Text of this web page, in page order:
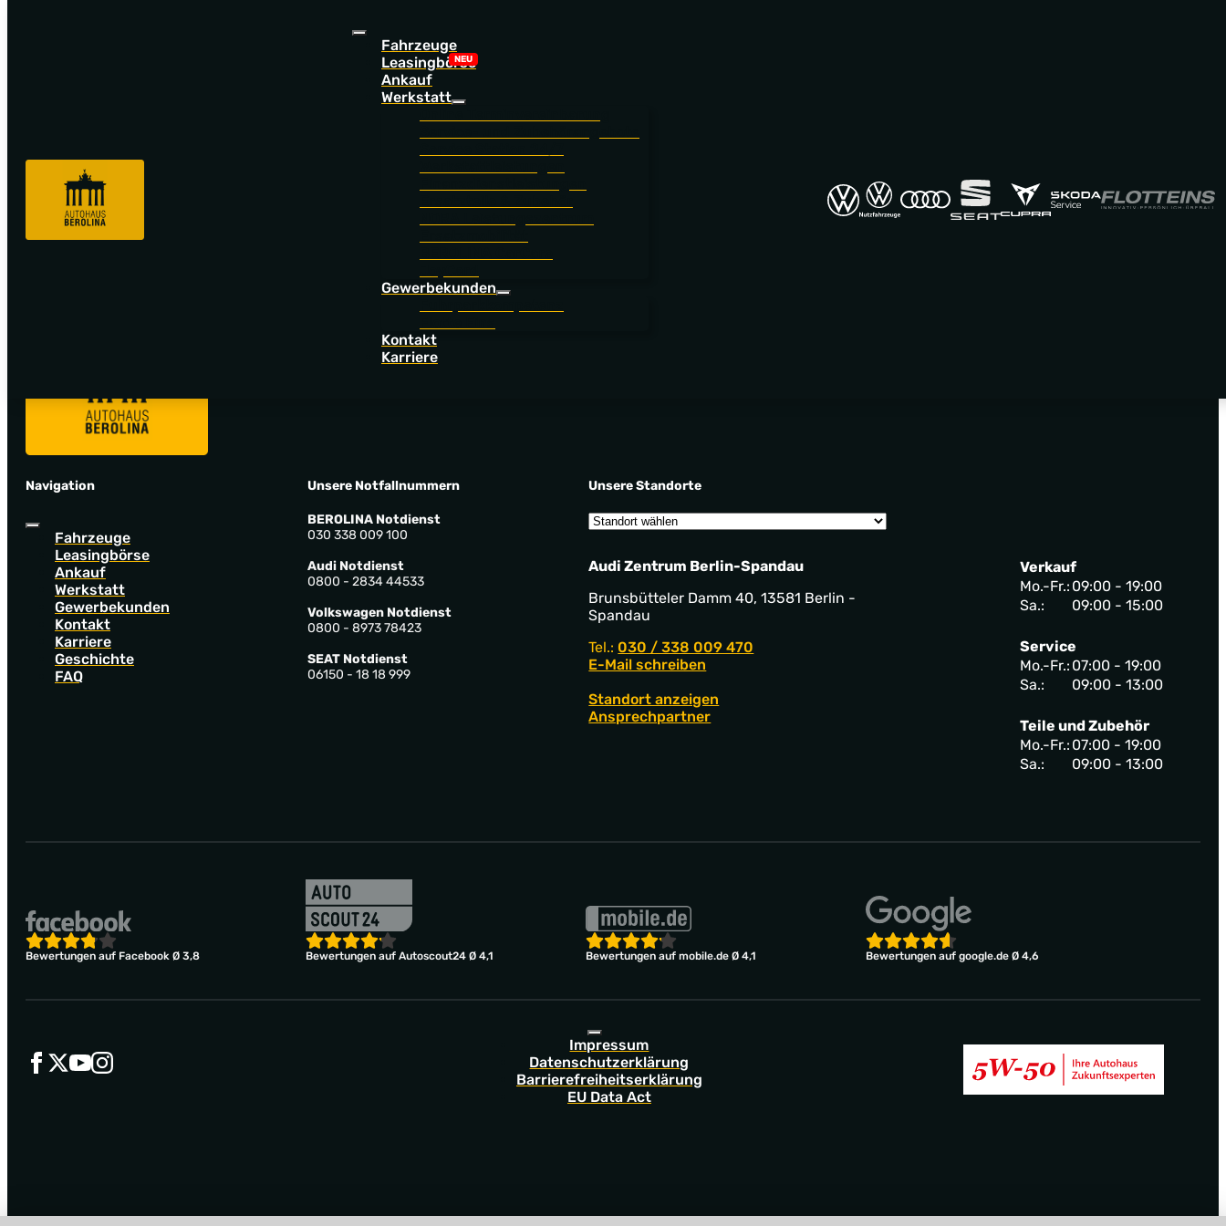
Fahrzeuge
Leasingbörse
Ankauf
Werkstatt
Gewerbekunden
Kontakt
Karriere
Go back to startpage to see our new offers.
Navigation
Fahrzeuge
Leasingbörse
Ankauf
Werkstatt
Gewerbekunden
Kontakt
Karriere
Geschichte
FAQ
Unsere Notfallnummern
BEROLINA Notdienst
030 338 009 100
Audi Notdienst
0800 - 2834 44533
Volkswagen Notdienst
0800 - 8973 78423
SEAT Notdienst
06150 - 18 18 999
Unsere Standorte
Audi Zentrum Berlin-Spandau
Brunsbütteler Damm 40, 13581 Berlin -
Spandau
Tel.: 030 / 338 009 470
E-Mail schreiben
Standort anzeigen
Ansprechpartner
Verkauf
Mo.-Fr.: 09:00 - 19:00
Sa.:
09:00 - 15:00
Service
Mo.-Fr.: 07:00 - 19:00
Sa.:
09:00 - 13:00
Teile und Zubehör
Mo.-Fr.: 07:00 - 19:00
Sa.:
09:00 - 13:00
Bewertungen auf Facebook Ø 3,8 Bewertungen auf Autoscout24 Ø 4,1 Bewertungen auf mobile.de Ø 4,1 Bewertungen auf google.de Ø 4,6
Impressum
Datenschutzerklärung
Barrierefreiheitserklärung
EU Data Act